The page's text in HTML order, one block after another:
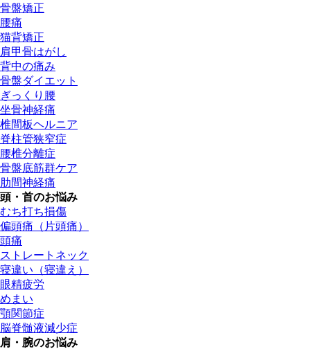
骨盤矯正
腰痛
猫背矯正
肩甲骨はがし
背中の痛み
骨盤ダイエット
ぎっくり腰
坐骨神経痛
椎間板ヘルニア
脊柱管狭窄症
腰椎分離症
骨盤底筋群ケア
肋間神経痛
頭・首のお悩み
むち打ち損傷
偏頭痛（片頭痛）
頭痛
ストレートネック
寝違い（寝違え）
眼精疲労
めまい
顎関節症
脳脊髄液減少症
肩・腕のお悩み